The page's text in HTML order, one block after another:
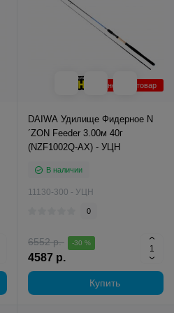
Уцененный товар
DAIWA Удилище Фидерное N
´ZON Feeder 3.00м 40г
(NZF1002Q-AX) - УЦН
В наличии
11130-300 - УЦН
0
6552 р. -30 %
4587 р.
Купить